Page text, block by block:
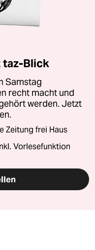
taz-Blick
Samstag
recht macht und
werden. Jetzt
Zeitung frei Haus
Vorlesefunktion